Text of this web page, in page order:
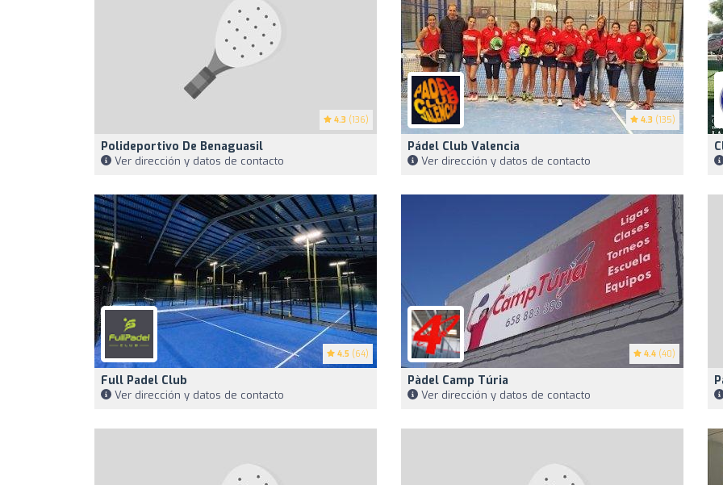
4.3 (136)
Polideportivo De Benaguasil
Ver dirección y datos de contacto
4.3 (135)
Pádel Club Valencia
Ver dirección y datos de contacto
4.5 (64)
Full Padel Club
Ver dirección y datos de contacto
4.4 (40)
Pàdel Camp Túria
Ver dirección y datos de contacto